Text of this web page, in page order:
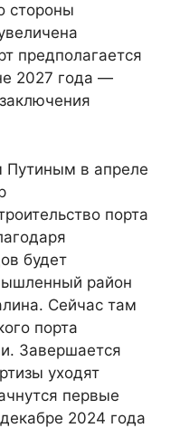
стороны
предполагается
2027 года —
Путиным в апреле
порта
будет
район
Сейчас там
порта
Завершается
уходят
первые
2024 года